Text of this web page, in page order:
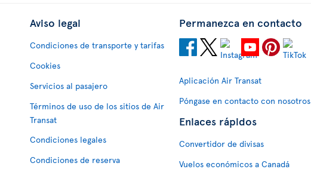
Aviso legal
Condiciones de transporte y tarifas
Cookies
Servicios al pasajero
Términos de uso de los sitios de Air
Transat
Condiciones legales
Condiciones de reserva
Permanezca en contacto
Aplicación Air Transat
Póngase en contacto con nosotros
Enlaces rápidos
Convertidor de divisas
Vuelos económicos a Canadá